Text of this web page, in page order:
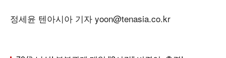
정세윤 텐아시아 기자 yoon@tenasia.co.kr